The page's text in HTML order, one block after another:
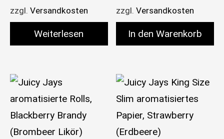
zzgl. Versandkosten
Weiterlesen
zzgl.Versandkosten
In den Warenkorb